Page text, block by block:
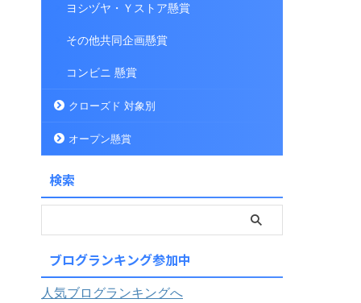
ヨシヅヤ・Ｙストア懸賞
その他共同企画懸賞
コンビニ 懸賞
クローズド 対象別
オープン懸賞
検索
ブログランキング参加中
人気ブログランキングへ